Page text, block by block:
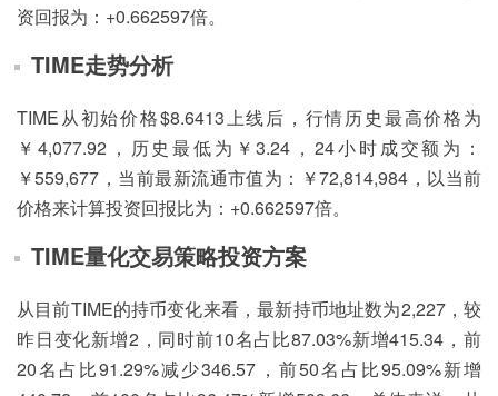
资回报为：+0.662597倍。
TIME走势分析
TIME从初始价格$8.6413上线后，行情历史最高价格为
￥4,077.92，历史最低为￥3.24，24小时成交额为：
￥559,677，当前最新流通市值为：￥72,814,984，以当前
价格来计算投资回报比为：+0.662597倍。
TIME量化交易策略投资方案
从目前TIME的持币变化来看，最新持币地址数为2,227，较
昨日变化新增2，同时前10名占比87.03%新增415.34，前
20名占比91.29%减少346.57，前50名占比95.09%新增